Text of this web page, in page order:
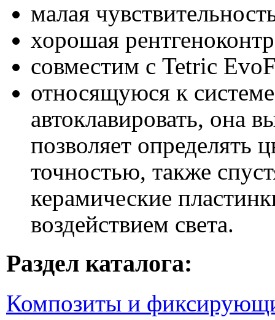
малая
хорошая
совместим с Tetric
относящуюся к
автоклавировать, она
позволяет определять
точностью, также
керамические
воздействием света.
Раздел каталога:
Композиты и